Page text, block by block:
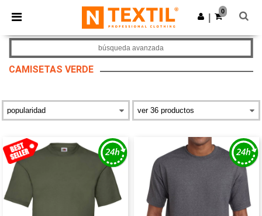
× App de Ntextil
¡Mejores precios en app!
Descargar app
0
CAMISETAS VERDE
búsqueda avanzada